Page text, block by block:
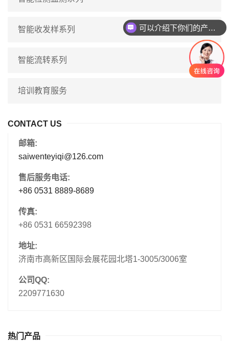
智能收发样系列
智能流转系列
培训教育服务
CONTACT US
邮箱:
saiwenteyiqi@126.com
售后服务电话:
+86 0531 8889-8689
传真:
+86 0531 66592398
地址:
济南市高新区国际会展花园北塔1-3005/3006室
公司QQ:
2209771630
热门产品